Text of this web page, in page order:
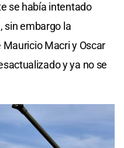
se había intentado
sin embargo la
Macri y Oscar
y ya no se